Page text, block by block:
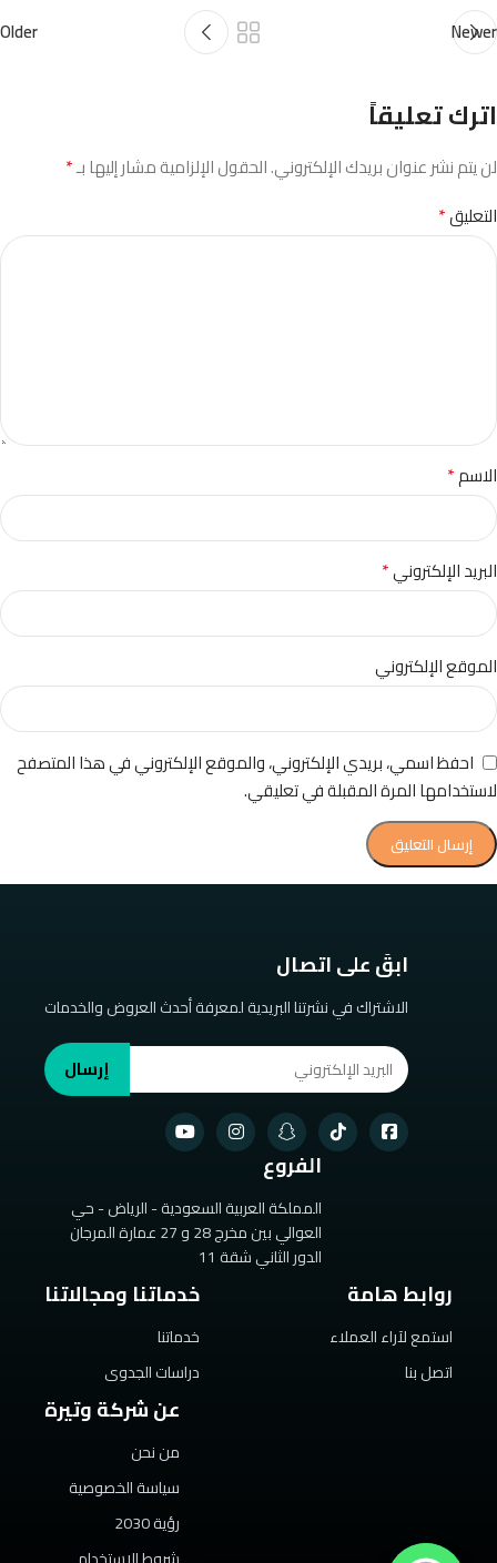
Newer
Older
اترك تعليقاً
لن يتم نشر عنوان بريدك الإلكتروني.الحقول الإلزامية مشار إليها بـ*
التعليق*
الاسم*
البريد الإلكتروني*
الموقع الإلكتروني
احفظ اسمي، بريدي الإلكتروني، والموقع الإلكتروني في هذا المتصفح
لاستخدامها المرة المقبلة في تعليقي.
ابقَ على اتصال
الاشتراك في نشرتنا البريدية لمعرفة أحدث العروض والخدمات
إرسال
الفروع
المملكة العربية السعودية - الرياض - حي
العوالي بين مخرج 28 و 27 عمارة المرجان
الدور الثاني شقة 11
خدماتنا ومجالاتنا
خدماتنا
دراسات الجدوى
روابط هامة
استمع لآراء العملاء
اتصل بنا
عن شركة وتيرة
من نحن
سياسة الخصوصية
رؤية 2030